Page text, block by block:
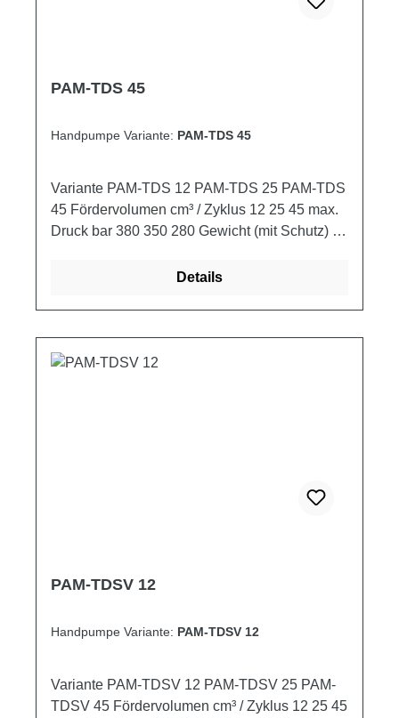
PAM-TDS 45
Handpumpe Variante: PAM-TDS 45
Variante PAM-TDS 12 PAM-TDS 25 PAM-TDS
45 Fördervolumen cm³ / Zyklus 12 25 45 max.
Druck bar 380 350 280 Gewicht (mit Schutz) kg
Details
PAM-TDSV 12
Handpumpe Variante: PAM-TDSV 12
Variante PAM-TDSV 12 PAM-TDSV 25 PAM-
TDSV 45 Fördervolumen cm³ / Zyklus 12 25 45